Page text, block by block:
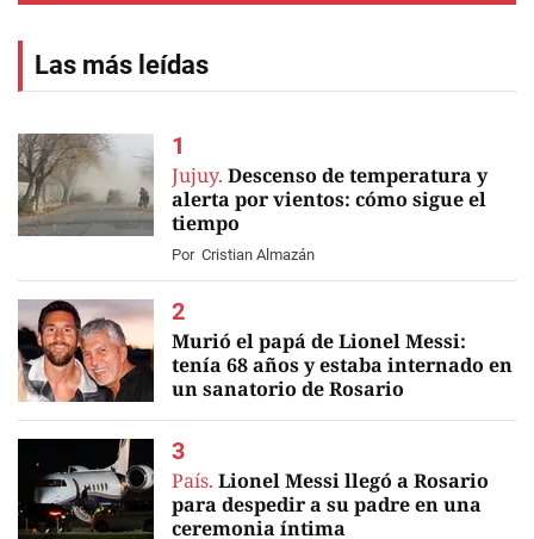
Las más leídas
Jujuy. Descenso de temperatura y
alerta por vientos: cómo sigue el
tiempo
Por Cristian Almazán
EN VIVO
Murió el papá de Lionel Messi:
tenía 68 años y estaba internado en
un sanatorio de Rosario
País. Lionel Messi llegó a Rosario
para despedir a su padre en una
ceremonia íntima